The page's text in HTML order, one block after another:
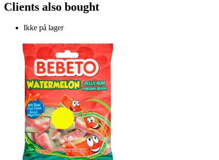
Clients also bought
Ikke på lager